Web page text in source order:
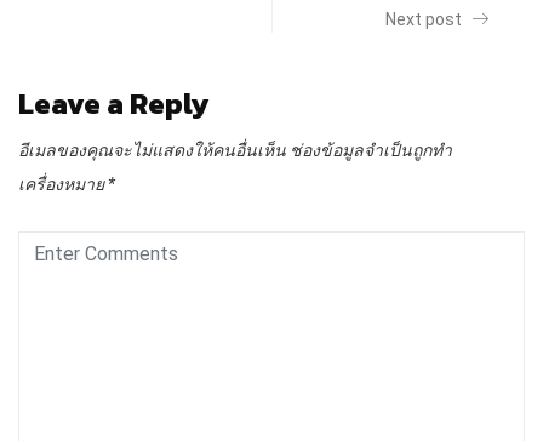
Next post
Leave a Reply
อีเมลของคุณจะไม่แสดงให้คนอื่นเห็น ช่องข้อมูลจำเป็นถูกทำ
เครื่องหมาย*